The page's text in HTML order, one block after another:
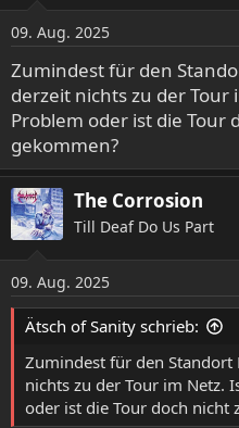
09. Aug. 2025
Zumindest für den
derzeit nichts zu der Tour
Problem oder ist die Tour
gekommen?
The Corrosion
Till Deaf Do Us Part
09. Aug. 2025
Ätsch of Sanity schrieb:
Zumindest für den
nichts zu der Tour im Netz.
oder ist die Tour doch nicht